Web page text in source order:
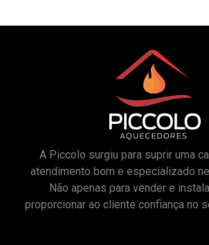
A Piccolo surgiu para suprir uma
atendimento bom e especializado
Não apenas para vender e
proporcionar ao cliente confiança no